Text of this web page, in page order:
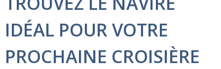
IDÉAL POUR VOTRE
PROCHAINE CROISIÈRE